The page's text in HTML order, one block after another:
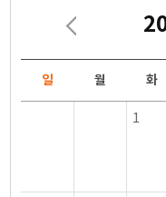
일 월 화
1